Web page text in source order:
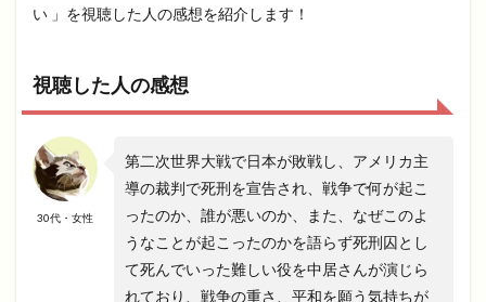
い 」を視聴した人の感想を紹介します！
視聴した人の感想
30代・女性
第二次世界大戦で日本が敗戦し、アメリカ主
導の裁判で死刑を宣告され、戦争で何が起こ
ったのか、誰が悪いのか、また、なぜこのよ
うなことが起こったのかを語らず死刑囚とし
て死んでいった難しい役を中居さんが演じら
れており、戦争の重さ、平和を願う気持ちが